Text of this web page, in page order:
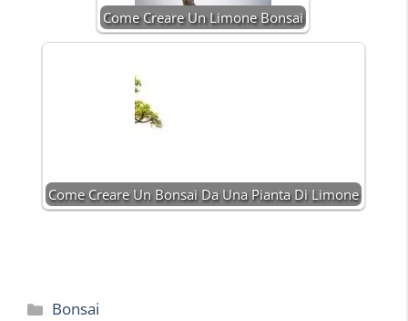
Come Creare Un Limone Bonsai
Come Creare Un Bonsai Da Una Pianta Di Limone
Categorie
Bonsai